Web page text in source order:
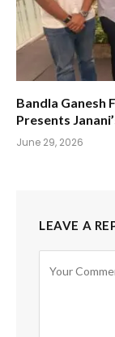
Bandla Ganesh
Presents
June 29, 2026
LEAVE A